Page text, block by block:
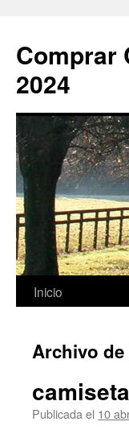
Comprar
2024
Saltar
contenido
Inicio
Archivo de
Publicada el 10